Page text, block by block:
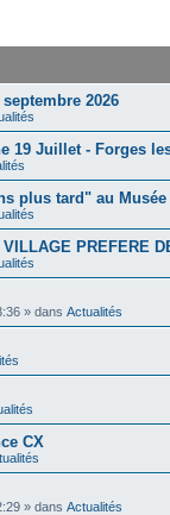
2026
19 Juillet - Forges
plus tard" au
PREFERE
» dansActualités
CX
» dansActualités